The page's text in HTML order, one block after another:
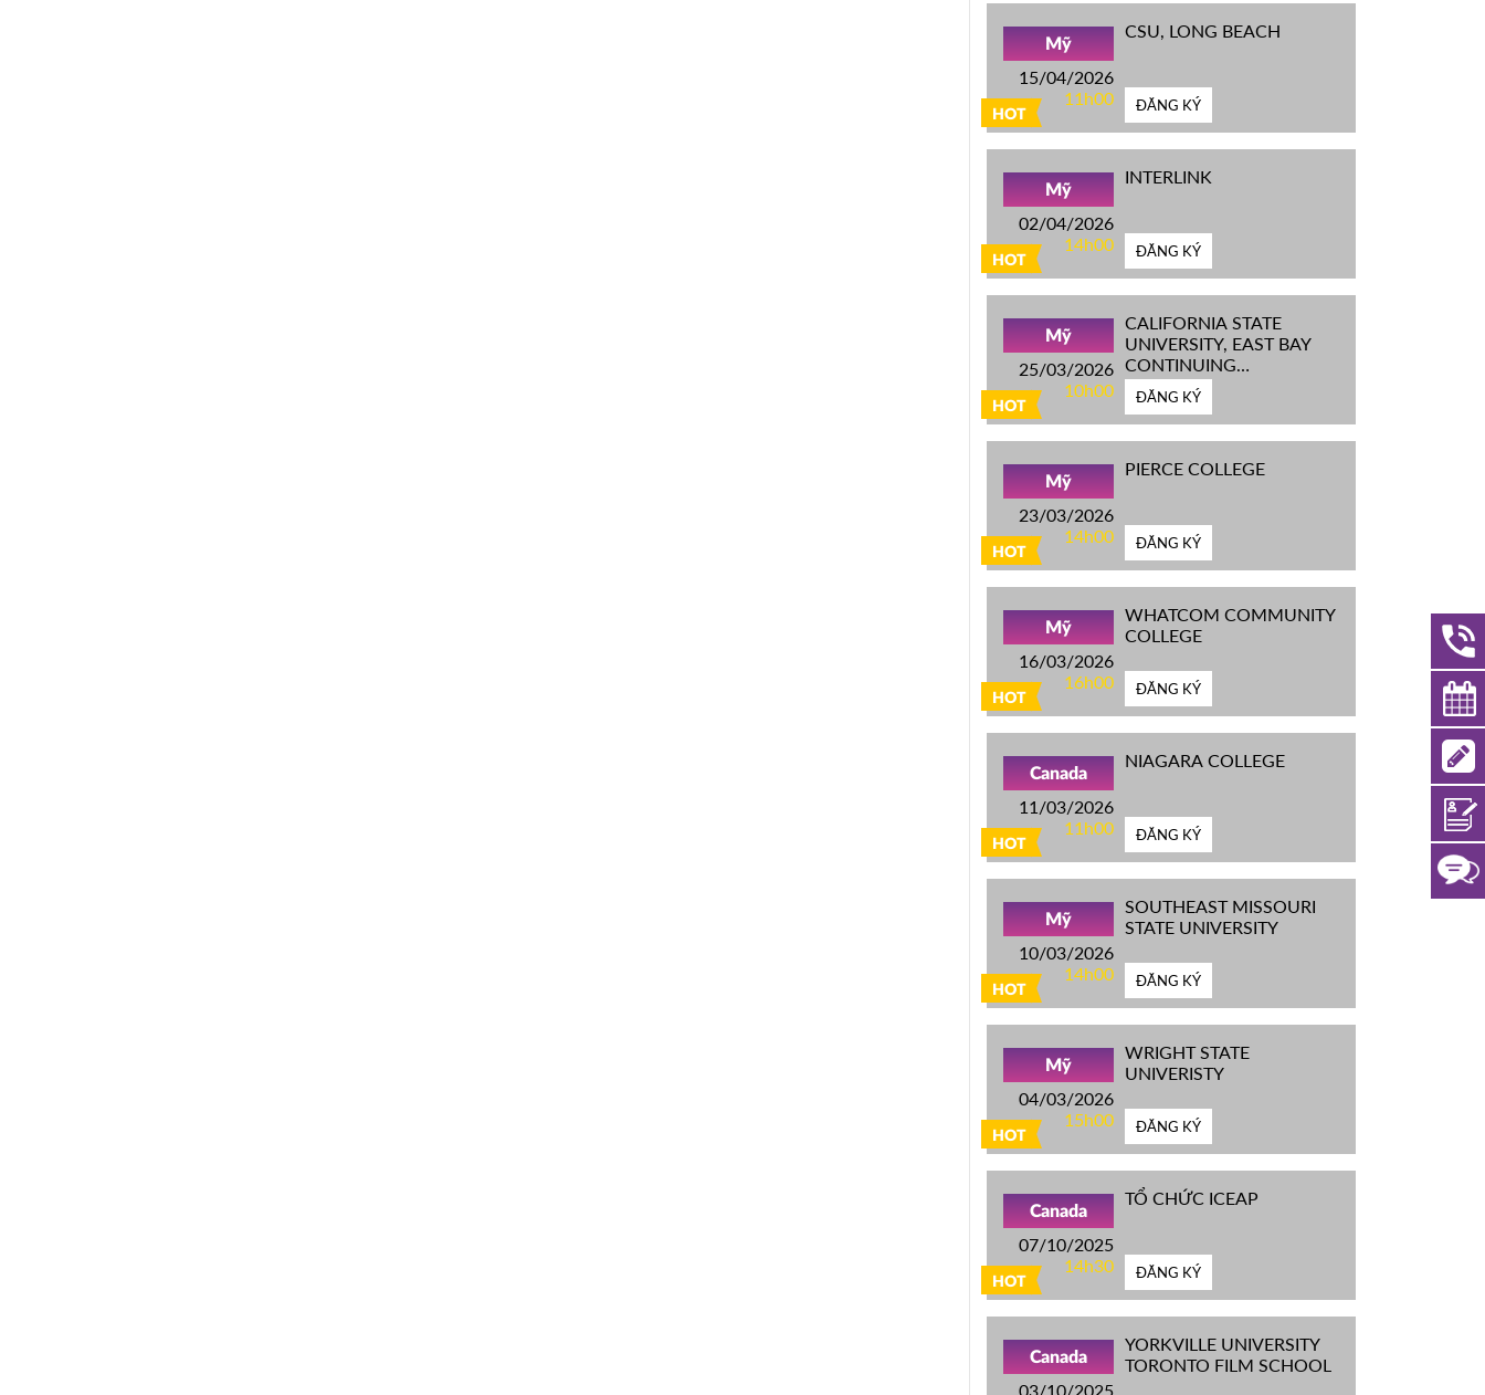
HOT
Mỹ
15/04/2026
11h00
CSU, LONG BEACH
ĐĂNG KÝ
HOT
Mỹ
02/04/2026
14h00
INTERLINK
ĐĂNG KÝ
HOT
Mỹ
25/03/2026
10h00
CALIFORNIA STATE
UNIVERSITY, EAST BAY
CONTINUING
EDUCATION
ĐĂNG KÝ
HOT
Mỹ
23/03/2026
14h00
PIERCE COLLEGE
ĐĂNG KÝ
HOT
Mỹ
16/03/2026
16h00
WHATCOM COMMUNITY
COLLEGE
ĐĂNG KÝ
HOT
Canada
11/03/2026
11h00
NIAGARA COLLEGE
ĐĂNG KÝ
HOT
Mỹ
10/03/2026
14h00
SOUTHEAST MISSOURI
STATE UNIVERSITY
ĐĂNG KÝ
HOT
Mỹ
04/03/2026
15h00
WRIGHT STATE
UNIVERISTY
ĐĂNG KÝ
HOT
Canada
07/10/2025
14h30
TỔ CHỨC ICEAP
ĐĂNG KÝ
Canada
03/10/2025
YORKVILLE UNIVERSITY
TORONTO FILM SCHOOL